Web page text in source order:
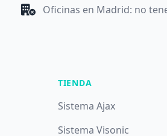
Oficinas en Madrid: no
TIENDA
Sistema Ajax
Sistema Visonic